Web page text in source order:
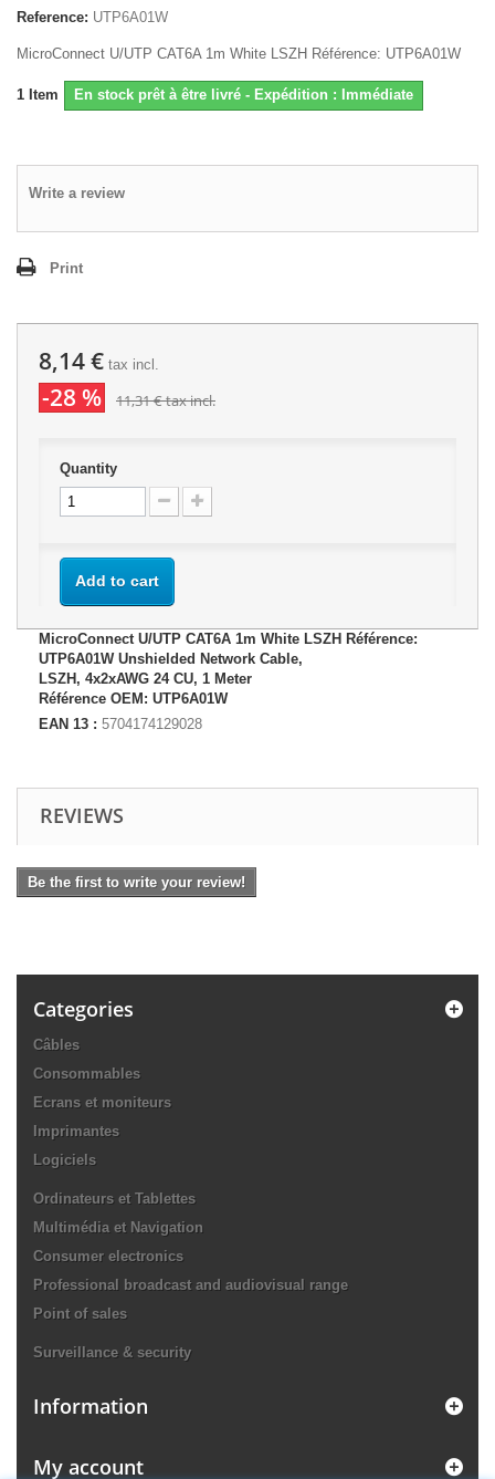
Reference: UTP6A01W
MicroConnect U/UTP CAT6A 1m White LSZH Référence: UTP6A01W
1 Item En stock prêt à être livré - Expédition : Immédiate
Write a review
Print
8,14 € tax incl.
-28 % 11,31 €tax incl.
Quantity
Add to cart
MicroConnect U/UTP CAT6A 1m White LSZH Référence:
UTP6A01W Unshielded Network Cable,
LSZH, 4x2xAWG 24 CU, 1 Meter
Référence OEM: UTP6A01W
EAN 13 : 5704174129028
REVIEWS
Be the first to write your review!
Categories
Câbles
Consommables
Ecrans et moniteurs
Imprimantes
Logiciels
Ordinateurs et Tablettes
Multimédia et Navigation
Consumer electronics
Professional broadcast and audiovisual range
Point of sales
Surveillance & security
Information
My account